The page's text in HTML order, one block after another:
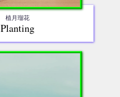
植月瑠花
Planting